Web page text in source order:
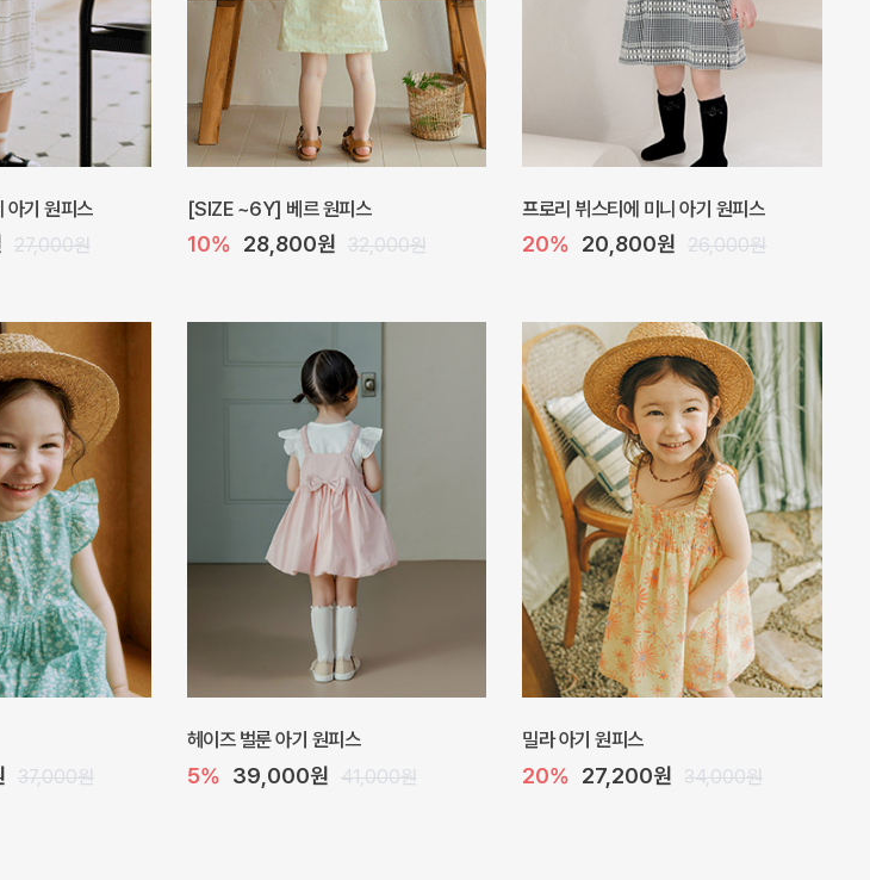
31,000원
해피 베베 요루 썸머 바디수트
10% 28,800원 32,000원
아롬 아기 점프수트
10% 27,000원 30,000원
36,000원
해피 베베 요루 썸머 점프수트
10% 26,100원 29,000원
플로아 바디수트
10% 35,100원 39,000원